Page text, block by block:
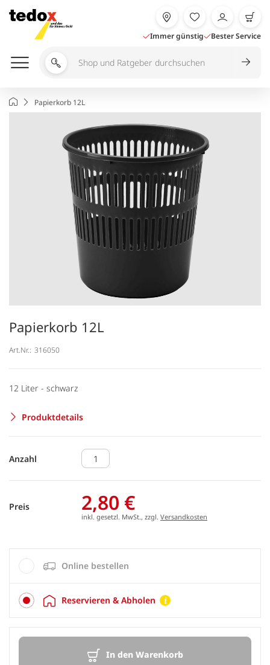
Inhalt
springen
Immer günstig Bester Service
Shop
durchsuchen
StartseitePapierkorb 12L
Papierkorb 12L
Art.Nr.: 316050
12 Liter - schwarz
Produktdetails
Anzahl
Preis 2,80 €
inkl. gesetzl. MwSt., zzgl. Versandkosten
Online bestellen
Reservieren & Abholen
In den Warenkorb